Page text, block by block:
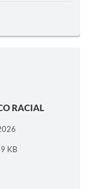
RACIAL
KB